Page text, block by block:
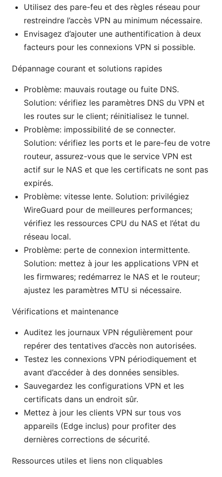
Utilisez des pare-feu et des règles réseau pour
restreindre l’accès VPN au minimum nécessaire.
Envisagez d’ajouter une authentification à deux
facteurs pour les connexions VPN si possible.
Dépannage courant et solutions rapides
Problème: mauvais routage ou fuite DNS.
Solution: vérifiez les paramètres DNS du VPN et
les routes sur le client; réinitialisez le tunnel.
Problème: impossibilité de se connecter.
Solution: vérifiez les ports et le pare-feu de votre
routeur, assurez-vous que le service VPN est
actif sur le NAS et que les certificats ne sont pas
expirés.
Problème: vitesse lente. Solution: privilégiez
WireGuard pour de meilleures performances;
vérifiez les ressources CPU du NAS et l’état du
réseau local.
Problème: perte de connexion intermittente.
Solution: mettez à jour les applications VPN et
les firmwares; redémarrez le NAS et le routeur;
ajustez les paramètres MTU si nécessaire.
Vérifications et maintenance
Auditez les journaux VPN régulièrement pour
repérer des tentatives d’accès non autorisées.
Testez les connexions VPN périodiquement et
avant d’accéder à des données sensibles.
Sauvegardez les configurations VPN et les
certificats dans un endroit sûr.
Mettez à jour les clients VPN sur tous vos
appareils (Edge inclus) pour profiter des
dernières corrections de sécurité.
Ressources utiles et liens non cliquables